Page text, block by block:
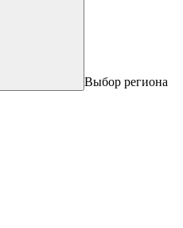
Выбор региона